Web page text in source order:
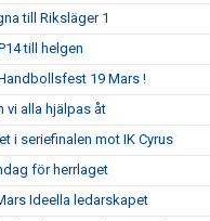
till Riksläger 1
till helgen
19 Mars !
vi alla hjälpas åt
i seriefinalen mot IK Cyrus
för herrlaget
Ideella ledarskapet